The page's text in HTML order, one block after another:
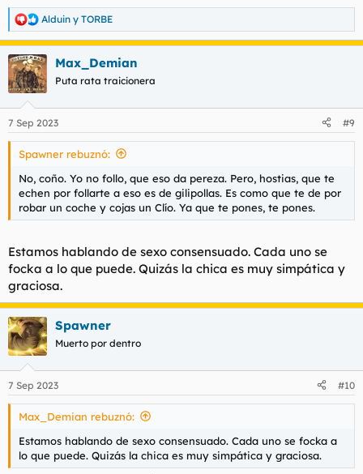
R
e
a
c
c
i
e
s
Alduin y TORBE
Max_Demian
Puta rata traicionera
7 Sep 2023 #9
Spawner rebuznó:
No, coño. Yo no follo, que eso da pereza. Pero, hostias, que te
echen por follarte a eso es de gilipollas. Es como que te de por
robar un coche y cojas un Clío. Ya que te pones, te pones.
Estamos hablando de sexo consensuado. Cada uno se
focka a lo que puede. Quizás la chica es muy simpática y
graciosa.
Spawner
Muerto por dentro
7 Sep 2023 #10
Max_Demian rebuznó:
Estamos hablando de sexo consensuado. Cada uno se focka a
lo que puede. Quizás la chica es muy simpática y graciosa.